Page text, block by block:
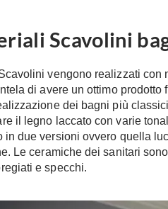
Scavolini
Scavolini vengono realizzati
di avere un ottimo
dei bagni più
il legno laccato con varie
in due versioni ovvero quella
Le ceramiche dei sanitari
e specchi.